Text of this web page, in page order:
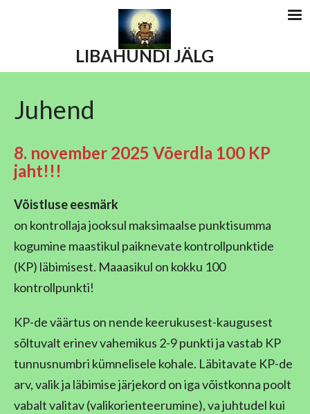
LIBAHUNDI JÄLG
Juhend
8. november 2025 Võerdla 100 KP
jaht!!!
Võistluse eesmärk
on kontrollaja jooksul maksimaalse punktisumma
kogumine maastikul paiknevate kontrollpunktide
(KP) läbimisest. Maaasikul on kokku 100
kontrollpunkti!
KP-de väärtus on nende keerukusest-kaugusest
sõltuvalt erinev vahemikus 2-9 punkti ja vastab KP
tunnusnumbri kümnelisele kohale. Läbitavate KP-de
arv, valik ja läbimise järjekord on iga võistkonna poolt
vabalt valitav (valikorienteerumine), va juhtudel kui